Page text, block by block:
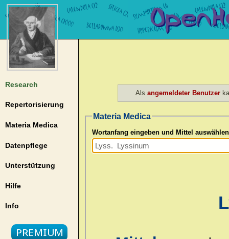
Research
Repertorisierung
Materia Medica
Datenpflege
Unterstützung
Hilfe
Info
Als angemeldeter Benutzer
Materia Medica
Wortanfang eingeben und Mittel auswählen